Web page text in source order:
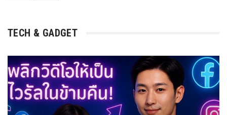
TECH & GADGET